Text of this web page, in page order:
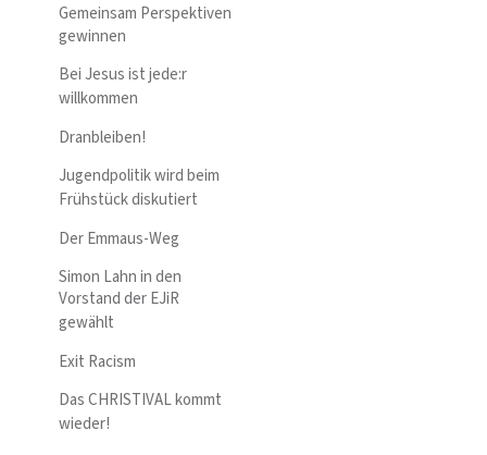
Gemeinsam Perspektiven
gewinnen
Bei Jesus ist jede:r
willkommen
Dranbleiben!
Jugendpolitik wird beim
Frühstück diskutiert
Der Emmaus-Weg
Simon Lahn in den
Vorstand der EJiR
gewählt
Exit Racism
Das CHRISTIVAL kommt
wieder!